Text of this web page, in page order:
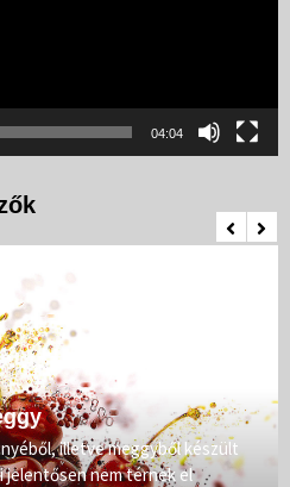
04:04
illetve meggyből készült
jelentősen nem térnek el